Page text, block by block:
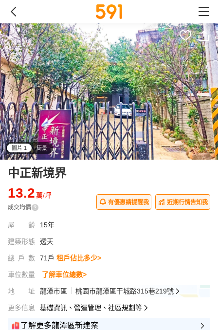
圖片 1 街景
中正新境界
13.2萬/坪
成交均價
有優惠請提醒我 近期行情告知我
屋齡 15年
建築形態 透天
總戶數 71戶 租戶佔比多少>
車位數量 了解車位總數>
地址 龍潭市區 桃園市龍潭區干城路315巷219號
更多信息 基礎資訊、營運管理、社區規劃等
了解更多龍潭區新建案